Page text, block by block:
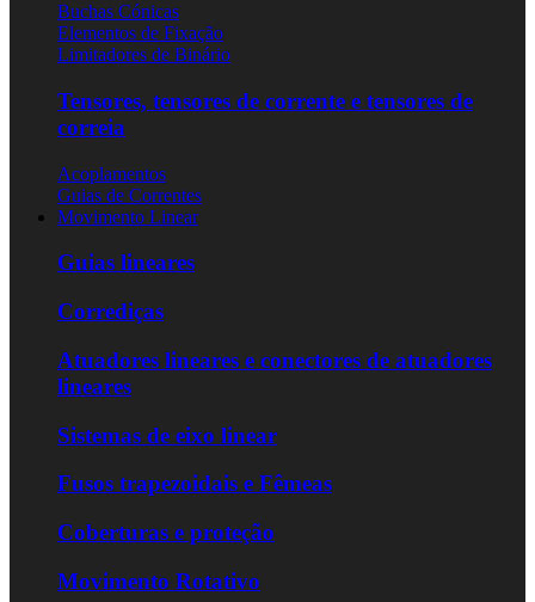
Buchas Cónicas
Elementos de Fixação
Limitadores de Binário
Tensores, tensores de corrente e tensores de
correia
Acoplamentos
Guias de Correntes
Movimento Linear
Guias lineares
Corrediças
Atuadores lineares e conectores de atuadores
lineares
Sistemas de eixo linear
Fusos trapezoidais e Fêmeas
Coberturas e proteção
Movimento Rotativo